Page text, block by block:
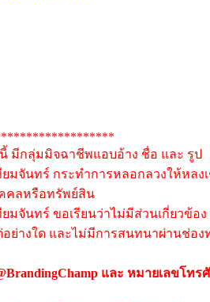
มีกลุ่มมิจฉาชีพแอบอ้าง ชื่อ และ รูป
มจันทร์ กระทำการหลอกลวงให้หลง
คลหรือทรัพย์สิน
มจันทร์ ขอเรียนว่าไม่มีส่วนเกี่ยวข้อ
อย่างใด และไม่มีการสนทนาผ่านช่อง
และ หมายเลขโทร